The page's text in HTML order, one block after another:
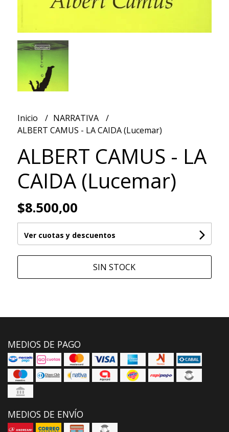
Inicio
NARRATIVA
ALBERT CAMUS - LA CAIDA (Lucemar)
ALBERT CAMUS - LA
CAIDA (Lucemar)
$8.500,00
Ver cuotas y descuentos
SIN STOCK
MEDIOS DE PAGO
MEDIOS DE ENVÍO